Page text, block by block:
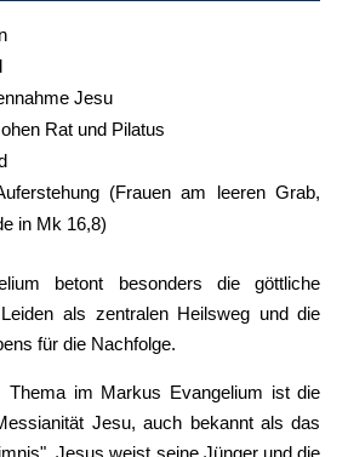
Jesu
Rat und Pilatus
(Frauen am leeren Grab,
in Mk 16,8)
betont besonders die göttliche
als zentralen Heilsweg und die
für die Nachfolge.
Thema im Markus Evangelium ist die
Jesu, auch bekannt als das
Jesus weist seine Jünger und die